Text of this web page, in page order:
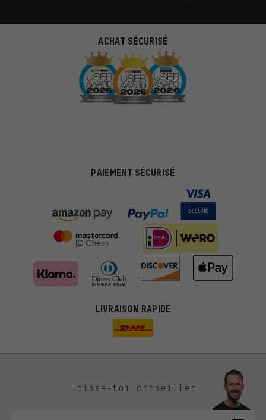
ACHAT SÉCURISÉ
PAIEMENT SÉCURISÉ
LIVRAISON RAPIDE
Laisse-toi conseiller
Des offres plus adaptées
Au lieu de pubs au hasard, nous afficherons des offres plus